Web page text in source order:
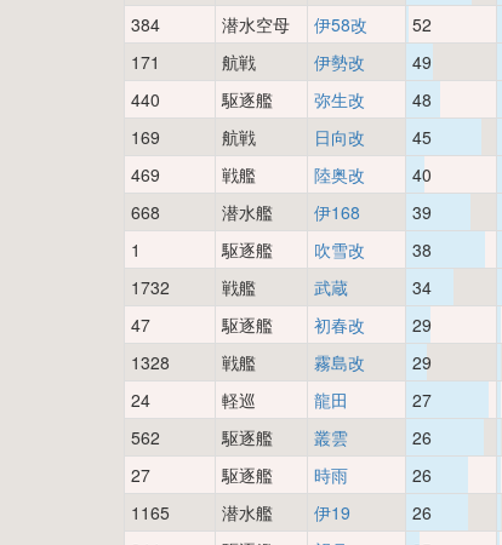
384
潜水空母 伊58改 52
171
航戦 伊勢改 49
440
駆逐艦 弥生改 48
169
航戦 日向改 45
469
戦艦 陸奥改 40
668
潜水艦 伊168 39
1
駆逐艦 吹雪改 38
1732
戦艦 武蔵 34
47
駆逐艦 初春改 29
1328
戦艦 霧島改 29
24
軽巡 龍田 27
562
駆逐艦 叢雲 26
27
駆逐艦 時雨 26
1165
潜水艦 伊19 26